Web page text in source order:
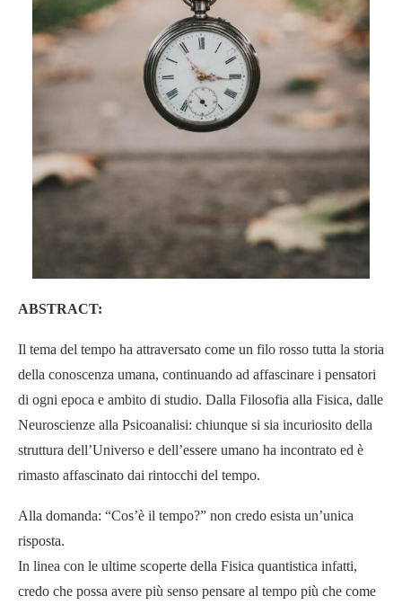
ABSTRACT:
Il tema del tempo ha attraversato come un filo rosso tutta la storia
della conoscenza umana, continuando ad affascinare i pensatori
di ogni epoca e ambito di studio. Dalla Filosofia alla Fisica, dalle
Neuroscienze alla Psicoanalisi: chiunque si sia incuriosito della
struttura dell’Universo e dell’essere umano ha incontrato ed è
rimasto affascinato dai rintocchi del tempo.
Alla domanda: “Cos’è il tempo?” non credo esista un’unica
risposta.
In linea con le ultime scoperte della Fisica quantistica infatti,
credo che possa avere più senso pensare al tempo più che come